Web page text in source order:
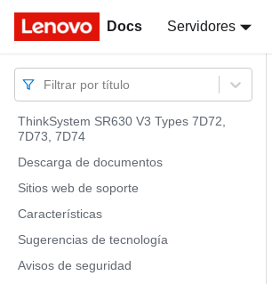
Docs Servidores
Docs
Filtrar por título
ThinkSystem SR630 V3 Types 7D72,
7D73, 7D74
Descarga de documentos
Sitios web de soporte
Características
Sugerencias de tecnología
Avisos de seguridad